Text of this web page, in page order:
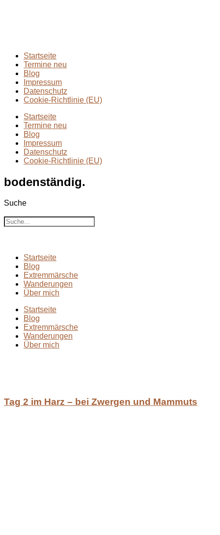
Startseite
Termine neu
Blog
Impressum
Datenschutz
Cookie-Richtlinie (EU)
Startseite
Termine neu
Blog
Impressum
Datenschutz
Cookie-Richtlinie (EU)
bodenständig.
Suche
Startseite
Blog
Extremmärsche
Wanderungen
Über mich
Startseite
Blog
Extremmärsche
Wanderungen
Über mich
Tag 2 im Harz – bei Zwergen und Mammuts